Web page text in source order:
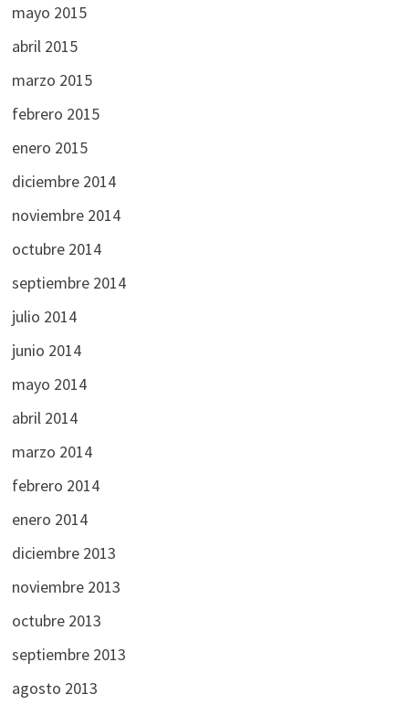
mayo 2015
abril 2015
marzo 2015
febrero 2015
enero 2015
diciembre 2014
noviembre 2014
octubre 2014
septiembre 2014
julio 2014
junio 2014
mayo 2014
abril 2014
marzo 2014
febrero 2014
enero 2014
diciembre 2013
noviembre 2013
octubre 2013
septiembre 2013
agosto 2013